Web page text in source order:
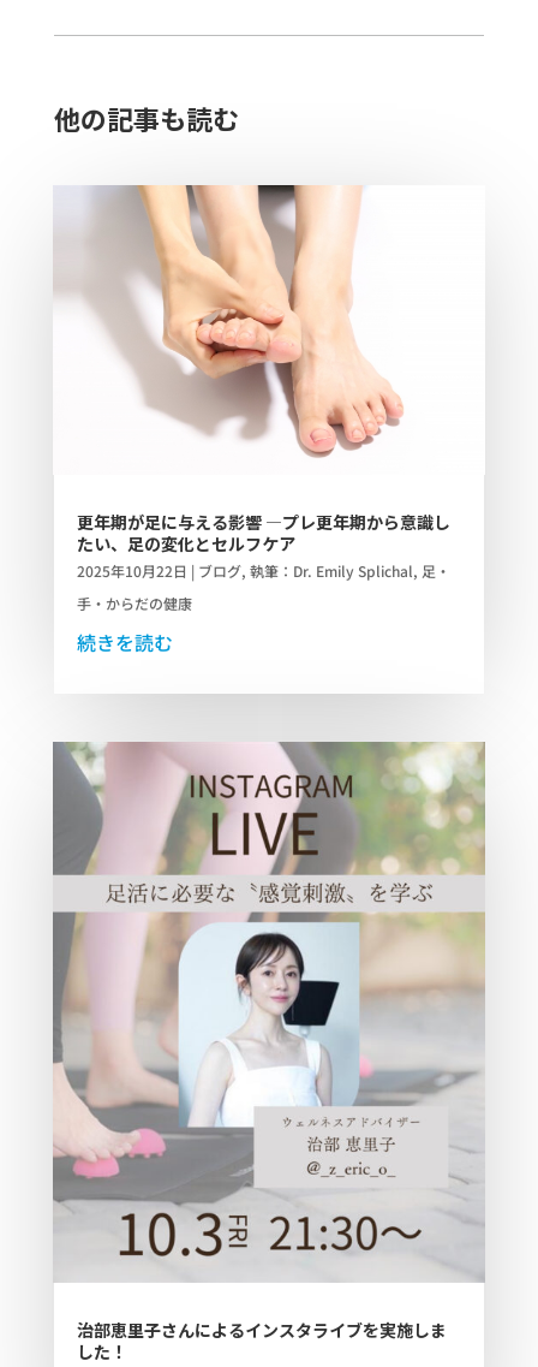
他の記事も読む​
更年期が足に与える影響 —プレ更年期から意識し
たい、足の変化とセルフケア
2025年10月22日 | ブログ, 執筆：Dr. Emily Splichal, 足・
手・からだの健康
続きを読む
治部恵里子さんによるインスタライブを実施しま
した！